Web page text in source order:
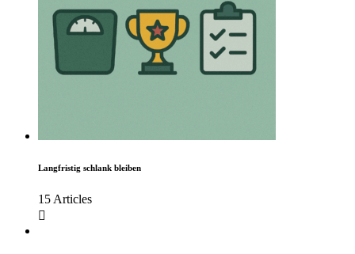
Langfristig schlank bleiben
15 Articles